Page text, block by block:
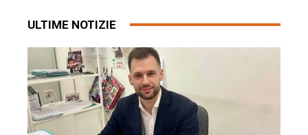
ULTIME NOTIZIE